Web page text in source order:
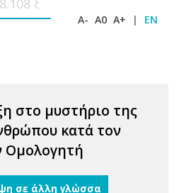
A- A0 A+ | EN
στο μυστήριο της
κατά τον
Ομολογητή
σε άλλη γλώσσα